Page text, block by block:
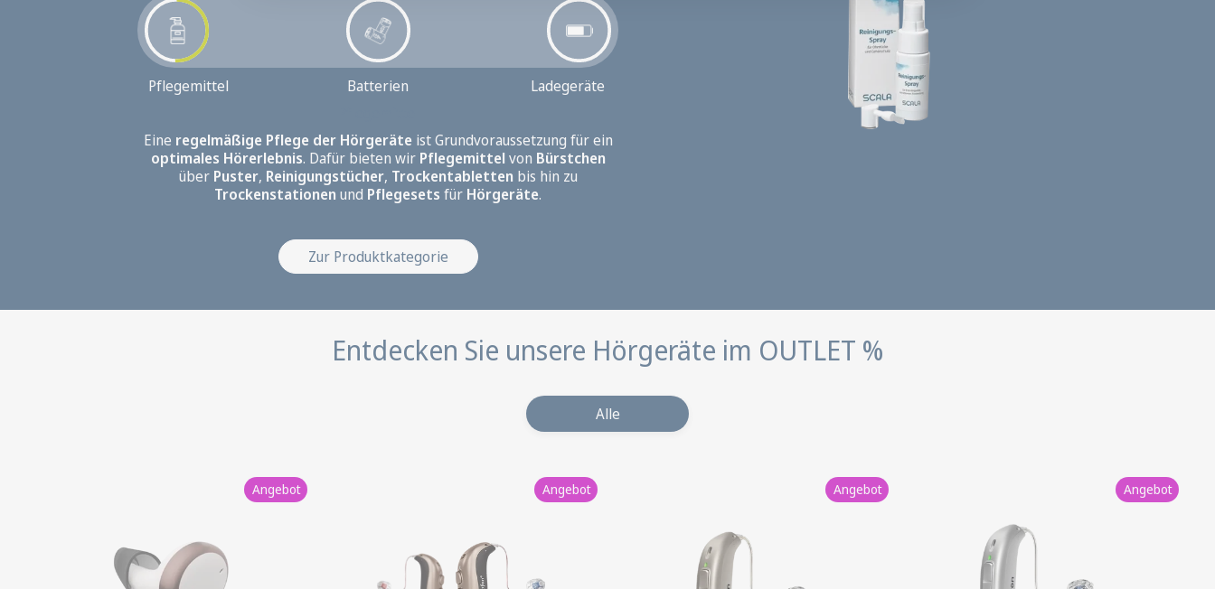
Pflegemittel Batterien
Ladegeräte
Eine regelmäßige Pflege der Hörgeräte ist Grundvoraussetzung für ein
optimales Hörerlebnis. Dafür bieten wir Pflegemittel von Bürstchen
über Puster, Reinigungstücher, Trockentabletten bis hin zu
Trockenstationen und Pflegesets für Hörgeräte.
Hörsysteme
Einweg-Zink-Luft-Batterien
Batterien online bestellen
Hörgerätebatterien
Ladestationen Ladeetuis mit einem Deckel
Ladesysteme
Powerbank
Zur Produktkategorie
Entdecken Sie unsere Hörgeräte im OUTLET %
Alle
Angebot Angebot Angebot Angebot